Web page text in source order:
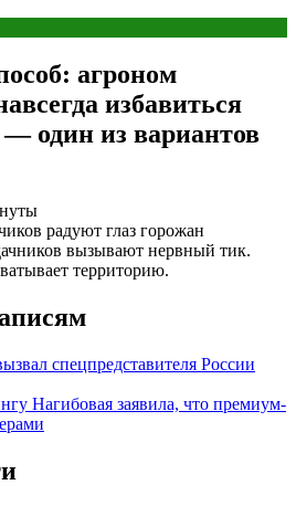
агроном
избавиться
— один из вариантов
радуют глаз горожан
вызывают нервный тик.
территорию.
спецпредставителя России
Нагибовая заявила, что премиум-